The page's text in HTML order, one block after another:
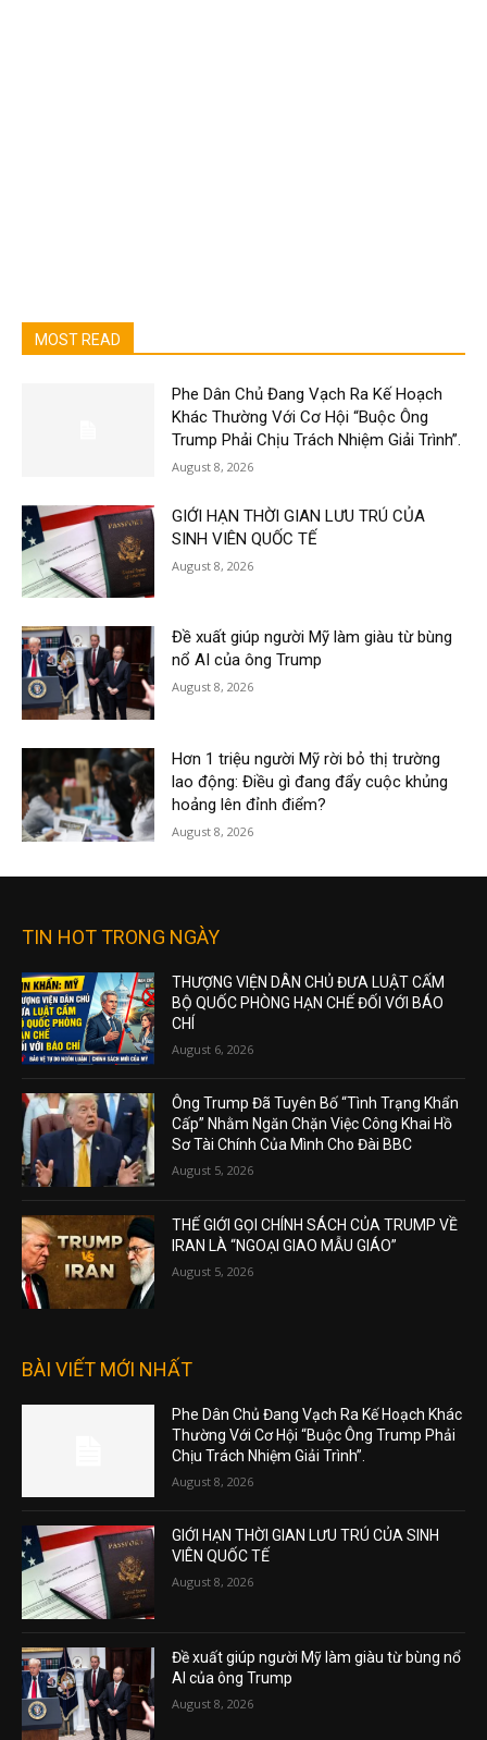
MOST READ
Phe Dân Chủ Đang Vạch Ra Kế Hoạch
Khác Thường Với Cơ Hội “Buộc Ông
Trump Phải Chịu Trách Nhiệm Giải Trình”.
August 8, 2026
GIỚI HẠN THỜI GIAN LƯU TRÚ CỦA
SINH VIÊN QUỐC TẾ
August 8, 2026
Đề xuất giúp người Mỹ làm giàu từ bùng
nổ AI của ông Trump
August 8, 2026
Hơn 1 triệu người Mỹ rời bỏ thị trường
lao động: Điều gì đang đẩy cuộc khủng
hoảng lên đỉnh điểm?
August 8, 2026
TIN HOT TRONG NGÀY
THƯỢNG VIỆN DÂN CHỦ ĐƯA LUẬT CẤM
BỘ QUỐC PHÒNG HẠN CHẾ ĐỐI VỚI BÁO
CHÍ
August 6, 2026
Ông Trump Đã Tuyên Bố “Tình Trạng Khẩn
Cấp” Nhằm Ngăn Chặn Việc Công Khai Hồ
Sơ Tài Chính Của Mình Cho Đài BBC
August 5, 2026
THẾ GIỚI GỌI CHÍNH SÁCH CỦA TRUMP VỀ
IRAN LÀ “NGOẠI GIAO MẪU GIÁO”
August 5, 2026
BÀI VIẾT MỚI NHẤT
Phe Dân Chủ Đang Vạch Ra Kế Hoạch Khác
Thường Với Cơ Hội “Buộc Ông Trump Phải
Chịu Trách Nhiệm Giải Trình”.
August 8, 2026
GIỚI HẠN THỜI GIAN LƯU TRÚ CỦA SINH
VIÊN QUỐC TẾ
August 8, 2026
Đề xuất giúp người Mỹ làm giàu từ bùng nổ
AI của ông Trump
August 8, 2026